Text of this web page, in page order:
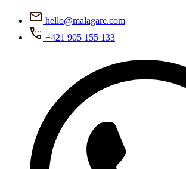
hello@malagare.com
+421 905 155 133